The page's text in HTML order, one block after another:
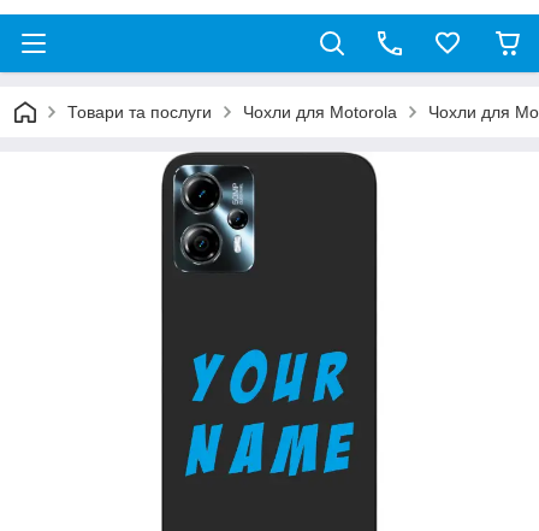
Товари та послуги Чохли для Motorola Чохли для